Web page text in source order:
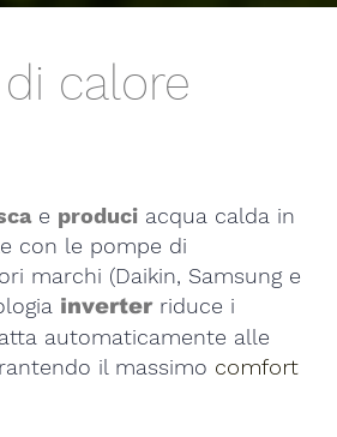
calore
e produci acqua calda in
con le pompe di
marchi (Daikin, Samsung e
inverterriduce i
automaticamente alle
il massimo comfort